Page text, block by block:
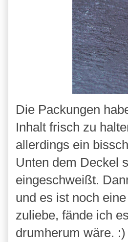
Die Packungen
Inhalt frisch zu
allerdings ein
Unten dem Deckel
eingeschweißt.
und es ist noch
zuliebe, fände ich
drumherum wäre. :)